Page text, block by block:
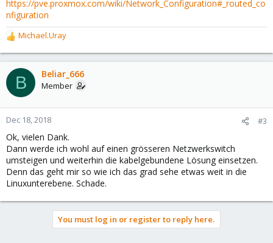
https://pve.proxmox.com/wiki/Network_Configuration#_routed_co
nfiguration
R
e
a
c
t
o
n
:
Michael.Uray
B Beliar_666
Member
Dec 18, 2018 #3
Ok, vielen Dank.
Dann werde ich wohl auf einen grösseren Netzwerkswitch
umsteigen und weiterhin die kabelgebundene Lösung einsetzen.
Denn das geht mir so wie ich das grad sehe etwas weit in die
Linuxunterebene. Schade.
You must log in or register to reply here.